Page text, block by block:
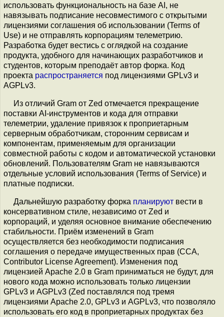
использовать функциональность на базе AI, не
навязывать подписание несовместимого с открытыми
лицензиями соглашения об использовании (Terms of
Use) и не отправлять корпорациям телеметрию.
Разработка будет вестись с оглядкой на создание
продукта, удобного для начинающих разработчиков и
студентов, которым преподаёт автор форка. Код
проекта распространяется под лицензиями GPLv3 и
AGPLv3.
Из отличий Gram от Zed отмечается прекращение
поставки AI-инструментов и кода для отправки
телеметрии, удаление привязок к проприетарным
серверным обработчикам, сторонним сервисам и
компонентам, применяемым для организации
совместной работы с кодом и автоматической установки
обновлений. Пользователям Gram не навязываются
отдельные условий использования (Terms of Service) и
платные подписки.
Дальнейшую разработку форка планируют вести в
консервативном стиле, независимо от Zed и
корпораций, и уделяя основное внимание обеспечению
стабильности. Приём изменений в Gram
осуществляется без необходимости подписания
соглашения о передаче имущественных прав (CCA,
Contributor License Agreement). Изменения под
лицензией Apache 2.0 в Gram приниматься не будут, для
нового кода можно использовать только лицензии
GPLv3 и AGPLv3 (Zed поставлялся под тремя
лицензиями Apache 2.0, GPLv3 и AGPLv3, что позволяло
использовать его код в проприетарных продуктах без